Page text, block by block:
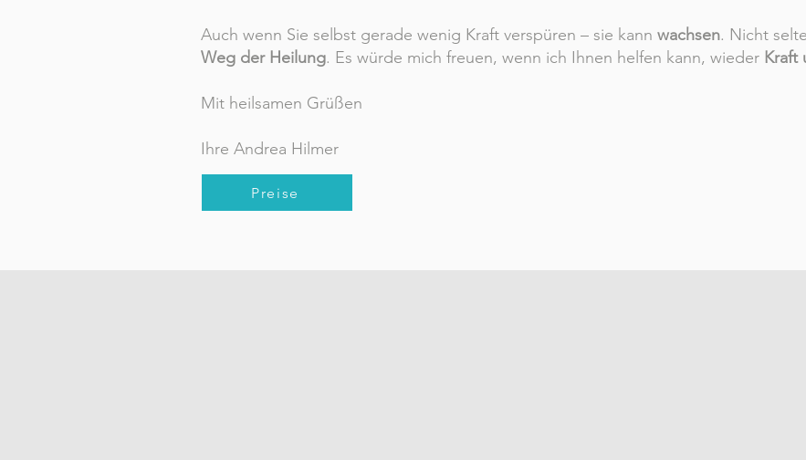
Auch wenn Sie selbst gerade wenig Kraft verspüren – sie kann wachsen. Nicht
Weg der Heilung. Es würde mich freuen, wenn ich Ihnen helfen kann, wieder Kraft
Mit heilsamen Grüßen
Ihre Andrea Hilmer
Preise